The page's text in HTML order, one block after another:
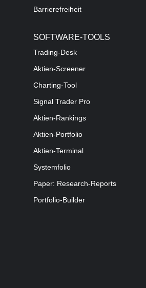
Barrierefreiheit
SOFTWARE-TOOLS
Trading-Desk
Aktien-Screener
Charting-Tool
Signal Trader Pro
Aktien-Rankings
Aktien-Portfolio
Aktien-Terminal
Systemfolio
Paper: Research-Reports
Portfolio-Builder